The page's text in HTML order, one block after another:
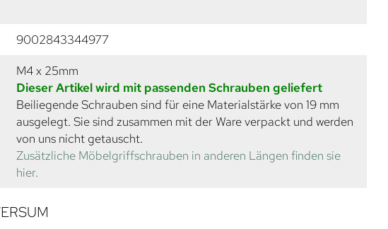
9002843344977
M4 x 25mm
Dieser Artikel wird mit passenden Schrauben geliefert
Beiliegende Schrauben sind für eine Materialstärke von 19 mm
ausgelegt. Sie sind zusammen mit der Ware verpackt und werden
von uns nicht getauscht.
Zusätzliche Möbelgriffschrauben in anderen Längen finden sie
hier.